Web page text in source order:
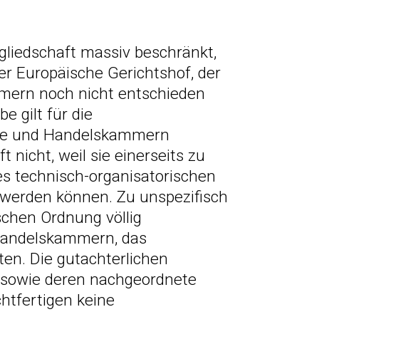
massiv beschränkt,
Europäische Gerichtshof, der
noch nicht entschieden
gilt für die
und Handelskammern
nicht, weil sie einerseits zu
technisch-organisatorischen
können. Zu unspezifisch
Ordnung völlig
das
Die gutachterlichen
deren nachgeordnete
keine